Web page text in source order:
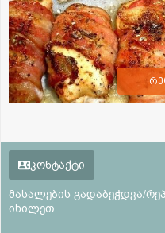
კონტაქტი
მასალების გადაბეჭდვა/
იხილეთ